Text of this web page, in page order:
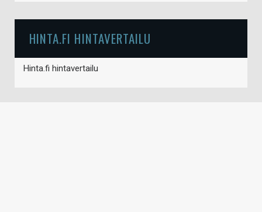
HINTA.FI HINTAVERTAILU
Hinta.fi hintavertailu